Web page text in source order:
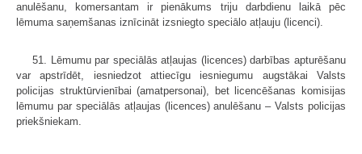
anulēšanu, komersantam ir pienākums triju darbdienu laikā pēc
lēmuma saņemšanas iznīcināt izsniegto speciālo atļauju (licenci).
51. Lēmumu par speciālās atļaujas (licences) darbības apturēšanu
var apstrīdēt, iesniedzot attiecīgu iesniegumu augstākai Valsts
policijas struktūrvienībai (amatpersonai), bet licencēšanas komisijas
lēmumu par speciālās atļaujas (licences) anulēšanu – Valsts policijas
priekšniekam.